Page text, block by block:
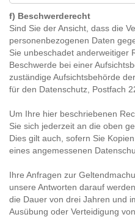
f) Beschwerderecht
Sind Sie der Ansicht, dass die
personenbezogenen Daten
Sie unbeschadet anderweitiger
Beschwerde bei einer
zuständige Aufsichtsbehörde
für den Datenschutz, Postfach
Um Ihre hier beschriebenen
Sie sich jederzeit an die oben
Dies gilt auch, sofern Sie
eines angemessenen
Ihre Anfragen zur
unsere Antworten darauf
die Dauer von drei Jahren und
Ausübung oder Verteidigung